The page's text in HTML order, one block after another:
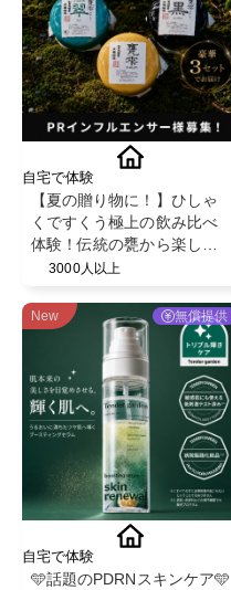
自宅で体験
【夏の贈り物に！】ひしゃ
くですくう極上の飲み比べ
体験！伝統の甕から楽しむ
フルーティーな芋焼酎「甕
3本セット」PRインフルエ
ンサー様募集！
3000人以上
New 無償提供
自宅で体験
🩵話題のPDRNスキンケア🩵